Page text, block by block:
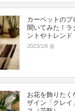
カーペットのプ
聞いてみた！ラ
ントやトレンド
2023/1/6 金
お花を飾りたく
ザイン「クレイ